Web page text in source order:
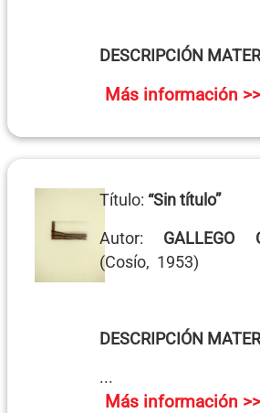
DESCRIPCIÓN
Más información >>
Título: “Sin título”
Autor: GALLEGO
(Cosío, 1953)
DESCRIPCIÓN
...
Más información >>